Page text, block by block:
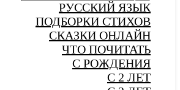
РУССКИЙ ЯЗЫК
ПОДБОРКИ СТИХОВ
СКАЗКИ ОНЛАЙН
ЧТО ПОЧИТАТЬ
С РОЖДЕНИЯ
С 2 ЛЕТ